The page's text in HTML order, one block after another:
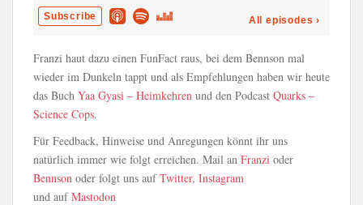
Franzi haut dazu einen FunFact raus, bei dem Bennson mal
wieder im Dunkeln tappt und als Empfehlungen haben wir heute
das Buch Yaa Gyasi – Heimkehren und den Podcast Quarks –
Science Cops.
Für Feedback, Hinweise und Anregungen könnt ihr uns
natürlich immer wie folgt erreichen. Mail an Franzi oder
Bennson oder folgt uns aufTwitter, Instagram
und aufMastodon